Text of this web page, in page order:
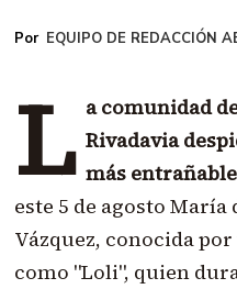
EQUIPO DE REDACCIÓN
L a comunidad
Rivadavia
más
este 5 de agosto
Vázquez, conocida
como "Loli", quien